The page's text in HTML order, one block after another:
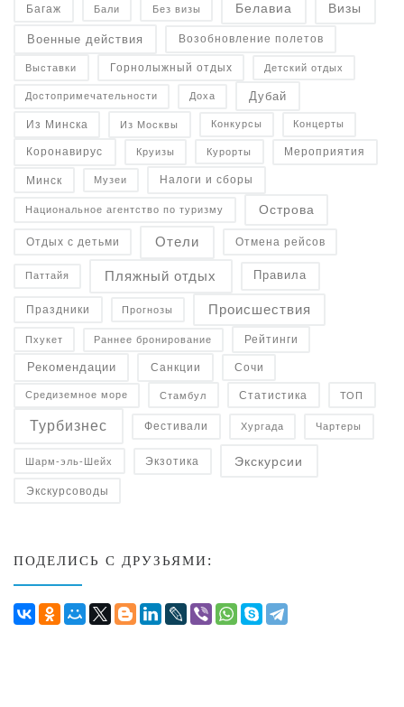
Багаж Бали Без визы Белавиа Визы
Военные действия Возобновление полетов
Выставки Горнолыжный отдых Детский отдых
Достопримечательности Доха Дубай
Из Минска Из Москвы Конкурсы Концерты
Коронавирус Круизы Курорты Мероприятия
Минск Музеи Налоги и сборы
Национальное агентство по туризму Острова
Отдых с детьми Отели Отмена рейсов
Паттайя Пляжный отдых Правила
Праздники Прогнозы Происшествия
Пхукет Раннее бронирование Рейтинги
Рекомендации Санкции Сочи
Средиземное море Стамбул Статистика ТОП
Турбизнес Фестивали Хургада Чартеры
Шарм-эль-Шейх Экзотика Экскурсии
Экскурсоводы
ПОДЕЛИСЬ С ДРУЗЬЯМИ: